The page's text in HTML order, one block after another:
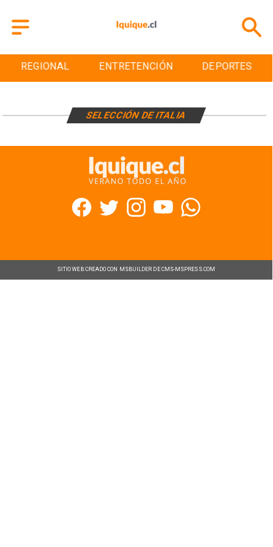
REGIONAL ENTRETENCIÓN DEPORTES
SELECCIÓN DE ITALIA
SITIO WEB CREADO CON MSBUILDER DE CMS-MSPRESS.COM